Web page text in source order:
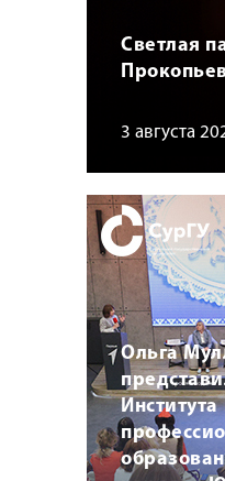
Светлая
3 августа
Ольга
Института